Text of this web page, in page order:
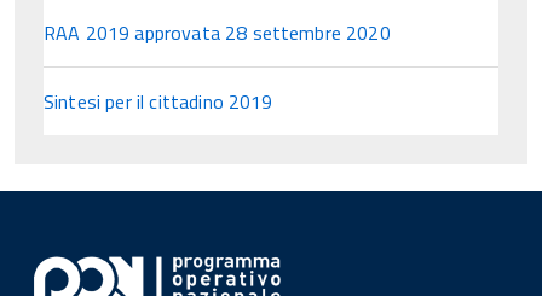
RAA 2019 approvata 28 settembre 2020
Sintesi per il cittadino 2019